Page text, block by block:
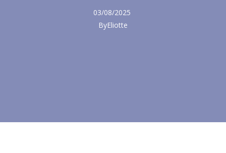
03/08/2025
ByEliotte